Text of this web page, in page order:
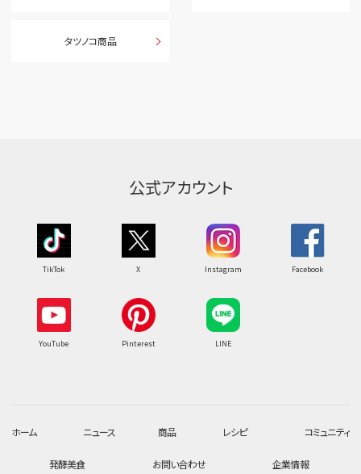
タツノコ商品
公式アカウント
TikTok X Instagram Facebook
YouTube Pinterest LINE
ホーム ニュース 商品 レシピ コミュニティ
発酵美食 お問い合わせ 企業情報